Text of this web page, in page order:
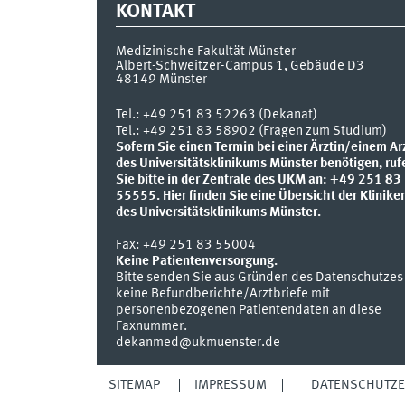
KONTAKT
Medizinische Fakultät Münster
Albert-Schweitzer-Campus 1, Gebäude D3
48149 Münster
Tel.: +49 251 83 52263 (Dekanat)
Tel.: +49 251 83 58902 (Fragen zum Studium)
Sofern Sie einen Termin bei einer Ärztin/einem
des Universitätsklinikums Münster benötigen,
Sie bitte in der Zentrale des UKM an: +49 251 83
55555. Hier finden Sie eine Übersicht der
des Universitätsklinikums Münster.
Fax: +49 251 83 55004
Keine Patientenversorgung.
Bitte senden Sie aus Gründen des Datenschutzes
keine Befundberichte/Arztbriefe mit
personenbezogenen Patientendaten an diese
Faxnummer.
dekanmed@ukmuenster.de
SITEMAP IMPRESSUM